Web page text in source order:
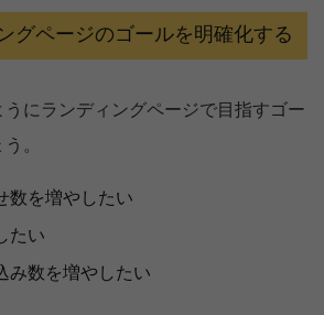
グページのゴールを明確化する
にランディングページで目指すゴー
。
数を増やしたい
たい
み数を増やしたい